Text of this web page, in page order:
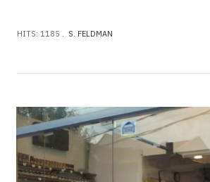
HITS: 1185 S. FELDMAN